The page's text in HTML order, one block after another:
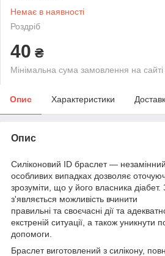
Немає в наявності
Роздріб
40 ₴
Мінімальна сума замовлення на
Опис Характеристики
Опис
Силіконовий ID браслет —
особливих випадках дозволяє
зрозуміти, що у його власника
з'являється можливість вчинити
правильні та своєчасні дії та
екстреній ситуації, а також уникнути
допомоги.
Браслет виготовлений з силікону,